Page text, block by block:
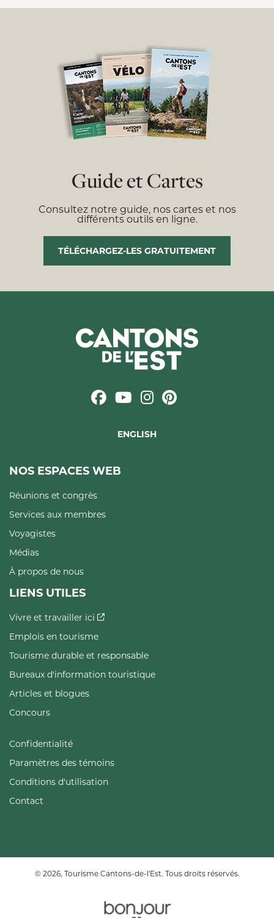
Guide et Cartes
Consultez notre guide, nos cartes et nos
différents outils en ligne.
TÉLÉCHARGEZ-LES GRATUITEMENT
ENGLISH
NOS ESPACES WEB
Réunions et congrès
Services aux membres
Voyagistes
Médias
À propos de nous
LIENS UTILES
Vivre et travailler ici
Emplois en tourisme
Tourisme durable et responsable
Bureaux d'information touristique
Articles et blogues
Concours
Confidentialité
Paramètres des témoins
Conditions d'utilisation
Contact
© 2026, Tourisme Cantons-de-l'Est. Tous droits réservés.